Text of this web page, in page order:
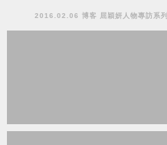
2016.02.06 博客 屈穎妍人物專訪系列